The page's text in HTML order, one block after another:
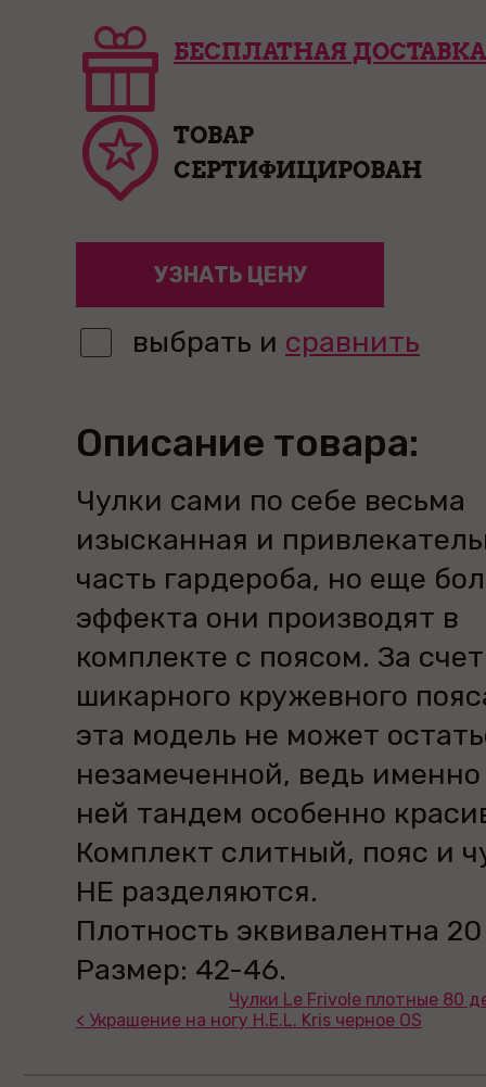
БЕСПЛАТНАЯ ДОСТАВКА
ТОВАР
СЕРТИФИЦИРОВАН
УЗНАТЬ ЦЕНУ
выбрать и сравнить
Описание товара:
Чулки сами по себе весьма
изысканная и
часть гардероба, но еще
эффекта они производят в
комплекте с поясом. За счет
шикарного кружевного
эта модель не может
незамеченной, ведь именно
ней тандем особенно
Комплект слитный, пояс и
НЕ разделяются.
Плотность эквивалентна
Размер: 42-46.
Чулки Le Frivole плотные 80
< Украшение на ногу H.E.L. Kris черное OS